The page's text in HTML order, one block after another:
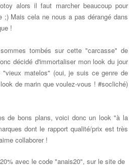
alors il faut marcher beaucoup pour
Mais cela ne nous a pas dérangé dans
!
tombés sur cette "carcasse" de
décidé d'immortaliser mon look du jour
matelos" (oui, je suis ce genre de
de marin que voulez-vous ! #socliché)
de bons plans, voici donc un look "à la
dont le rapport qualité/prix est très
collaborer !
avec le code "anais20", sur le site de